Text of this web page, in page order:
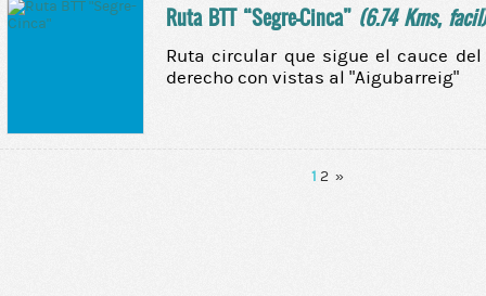
Ruta BTT “Segre-Cinca” (6.74 Kms, facil)
Ruta circular que sigue el cauce
derecho con vistas al “Aigubarreig”
1 2 »